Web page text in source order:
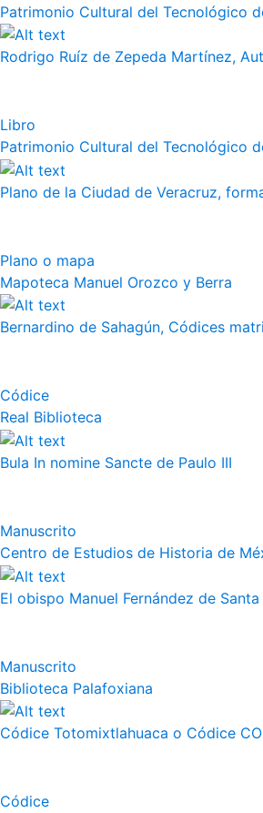
Patrimonio Cultural del Tecnológico
Rodrigo Ruíz de Zepeda Martínez,
Libro
Patrimonio Cultural del Tecnológico
Plano de la Ciudad de Veracruz,
Plano o mapa
Mapoteca Manuel Orozco y Berra
Bernardino de Sahagún, Códices
Códice
Real Biblioteca
Bula In nomine Sancte de Paulo III
Manuscrito
Centro de Estudios de Historia de
El obispo Manuel Fernández de
Manuscrito
Biblioteca Palafoxiana
Códice Totomixtlahuaca o Códice
Códice